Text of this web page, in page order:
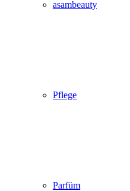
asambeauty
Pflege
Parfüm